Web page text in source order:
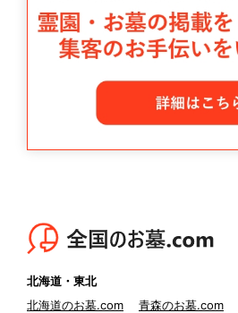
北海道・東北
北海道のお墓.com
青森のお墓.com